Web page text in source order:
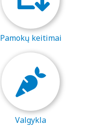
Pamokų keitimai
Valgykla